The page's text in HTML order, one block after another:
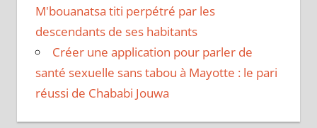
M'bouanatsa titi perpétré par les
descendants de ses habitants
Créer une application pour parler de
santé sexuelle sans tabou à Mayotte : le pari
réussi de Chababi Jouwa